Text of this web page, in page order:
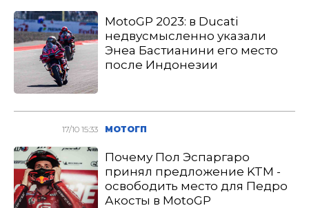
MotoGP 2023: в Ducati
недвусмысленно указали
Энеа Бастианини его место
после Индонезии
17/10 15:33 МОТОГП
Почему Пол Эспаргаро
принял предложение KTM -
освободить место для Педро
Акосты в MotoGP